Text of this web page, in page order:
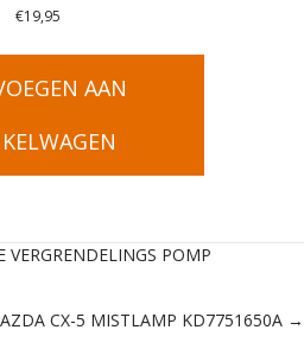
€19,95
AAN
VERGRENDELINGS POMP
CX-5 MISTLAMP KD7751650A →